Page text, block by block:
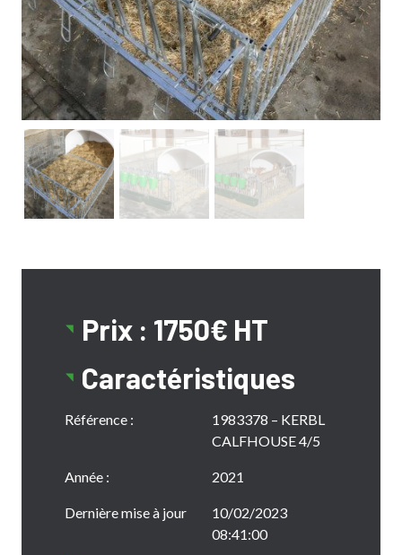
Prix : 1750€ HT
Caractéristiques
Référence :
1983378 – KERBL
CALFHOUSE 4/5
Année : 2021
Dernière mise à jour
10/02/2023
08:41:00